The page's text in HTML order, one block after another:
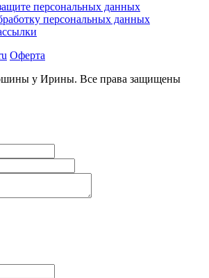
персональных данных
персональных данных
Оферта
у Ирины. Все права защищены